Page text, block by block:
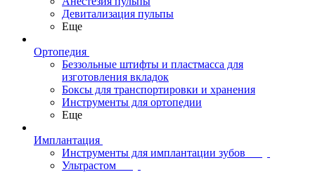
Девитализация пульпы
Еще
Ортопедия
Беззольные штифты и пластмасса для
изготовления вкладок
Боксы для транспортировки и хранения
Инструменты для ортопедии
Еще
Имплантация
Инструменты для имплантации зубов
Ультрастом